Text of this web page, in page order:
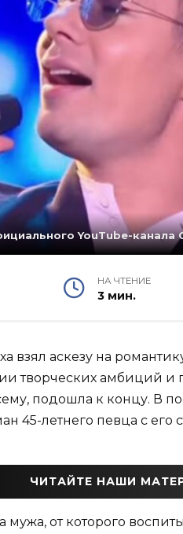
YouTube-канала
НА ЧТЕНИЕ
3 мин.
взял аскезу на
творческих амбиций и
подошла к концу. В
45-летнего певца с его
ЧИТАЙТЕ НАШИ
от которого